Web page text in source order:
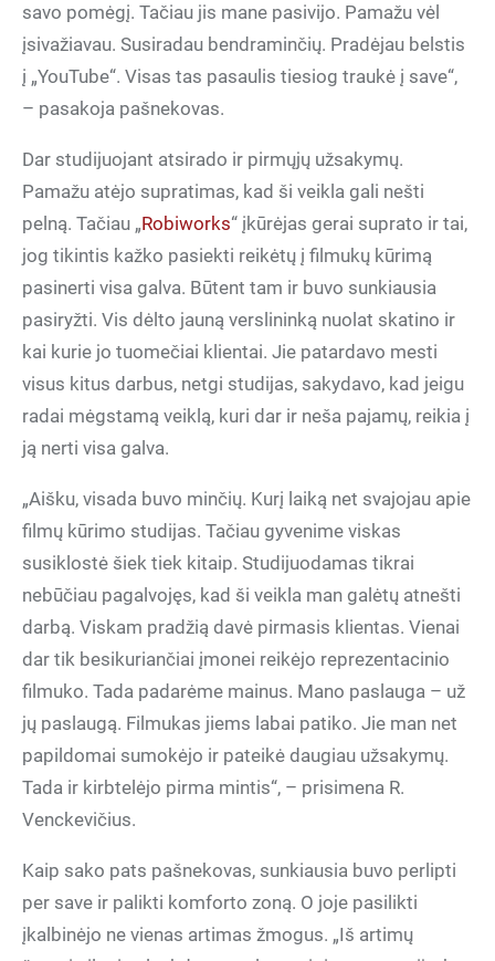
savo pomėgį. Tačiau jis mane pasivijo. Pamažu vėl
įsivažiavau. Susiradau bendraminčių. Pradėjau belstis
į „YouTube“. Visas tas pasaulis tiesiog traukė į save“,
– pasakoja pašnekovas.
Dar studijuojant atsirado ir pirmųjų užsakymų.
Pamažu atėjo supratimas, kad ši veikla gali nešti
pelną. Tačiau „Robiworks“ įkūrėjas gerai suprato ir tai,
jog tikintis kažko pasiekti reikėtų į filmukų kūrimą
pasinerti visa galva. Būtent tam ir buvo sunkiausia
pasiryžti. Vis dėlto jauną verslininką nuolat skatino ir
kai kurie jo tuomečiai klientai. Jie patardavo mesti
visus kitus darbus, netgi studijas, sakydavo, kad jeigu
radai mėgstamą veiklą, kuri dar ir neša pajamų, reikia į
ją nerti visa galva.
„Aišku, visada buvo minčių. Kurį laiką net svajojau apie
filmų kūrimo studijas. Tačiau gyvenime viskas
susiklostė šiek tiek kitaip. Studijuodamas tikrai
nebūčiau pagalvojęs, kad ši veikla man galėtų atnešti
darbą. Viskam pradžią davė pirmasis klientas. Vienai
dar tik besikuriančiai įmonei reikėjo reprezentacinio
filmuko. Tada padarėme mainus. Mano paslauga – už
jų paslaugą. Filmukas jiems labai patiko. Jie man net
papildomai sumokėjo ir pateikė daugiau užsakymų.
Tada ir kirbtelėjo pirma mintis“, – prisimena R.
Venckevičius.
Kaip sako pats pašnekovas, sunkiausia buvo perlipti
per save ir palikti komforto zoną. O joje pasilikti
įkalbinėjo ne vienas artimas žmogus. „Iš artimų